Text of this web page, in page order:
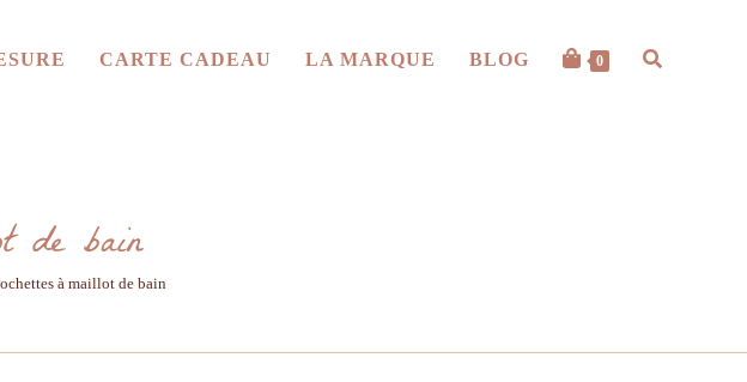
CARTE CADEAU LA MARQUE BLOG 0
de bain
à maillot de bain